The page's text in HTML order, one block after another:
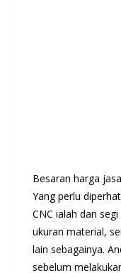
Besaran harga
Yang perlu
CNC ialah dari
ukuran material,
lain sebagainya.
sebelum